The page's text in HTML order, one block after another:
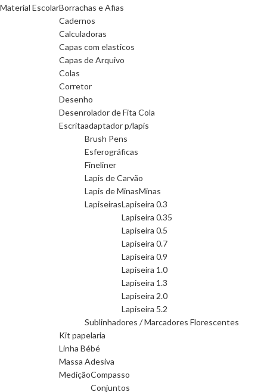
Material EscolarBorrachas e Afias
Cadernos
Calculadoras
Capas com elasticos
Capas de Arquivo
Colas
Corretor
Desenho
Desenrolador de Fita Cola
Escritaadaptador p/lapis
Brush Pens
Esferográficas
Fineliner
Lapis de Carvão
Lapis de MinasMinas
LapiseirasLapiseira 0.3
Lapiseira 0.35
Lapiseira 0.5
Lapiseira 0.7
Lapiseira 0.9
Lapiseira 1.0
Lapiseira 1.3
Lapiseira 2.0
Lapiseira 5.2
Sublinhadores / Marcadores Florescentes
Kit papelaria
Linha Bébé
Massa Adesiva
MediçãoCompasso
Conjuntos